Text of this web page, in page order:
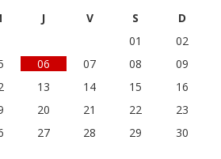
J V S
D
01
02
06 07 08
09
13 14 15
16
20 21 22
23
27 28 29
30